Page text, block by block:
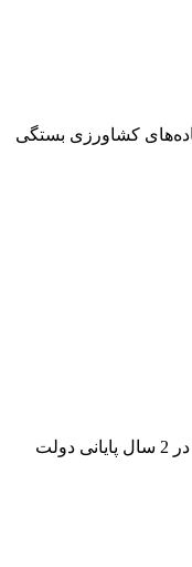
کشاورزی بستگی
گزارش مرکز آمار نشان می‌دهد قیمت 52 قلم مواد خوراکی پرمصرف مردم در 2 سال نخست دولت مسعود پزشکیان به طور متوسط 239 درصد بالا رفته است. این در حالی است که در 2 سال پایانی دولت